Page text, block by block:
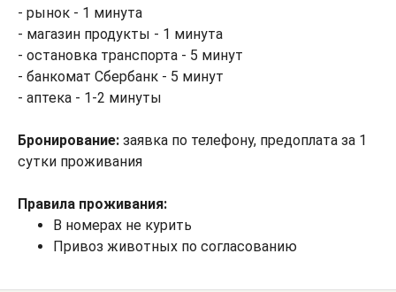
- рынок - 1 минута
- магазин продукты - 1 минута
- остановка транспорта - 5 минут
- банкомат Сбербанк - 5 минут
- аптека - 1-2 минуты
Бронирование: заявка по телефону, предоплата за 1
сутки проживания
Правила проживания:
В номерах не курить
Привоз животных по согласованию